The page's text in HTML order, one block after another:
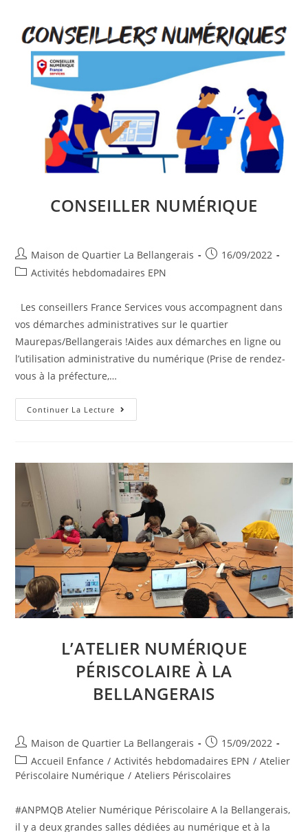
CONSEILLER NUMÉRIQUE
Auteur/autrice
de
Maison de Quartier La Bellangerais
Publication
16/09/2022
PostActivités hebdomadaires EPN
Les conseillers France Services vous accompagnent dans
vos démarches administratives sur le quartier
Maurepas/Bellangerais !Aides aux démarches en ligne ou
l’utilisation administrative du numérique (Prise de rendez-
vous à la préfecture,…
Continuer La Lecture Conseiller
Numérique
L’ATELIER NUMÉRIQUE
PÉRISCOLAIRE À LA
BELLANGERAIS
Auteur/autrice
de
la
Maison de Quartier La Bellangerais
Publication
publiée :
15/09/2022
Post
category:
Accueil Enfance / Activités hebdomadaires EPN / Atelier
Périscolaire Numérique / Ateliers Périscolaires
#ANPMQB Atelier Numérique Périscolaire A la Bellangerais,
il y a deux grandes salles dédiées au numérique et à la